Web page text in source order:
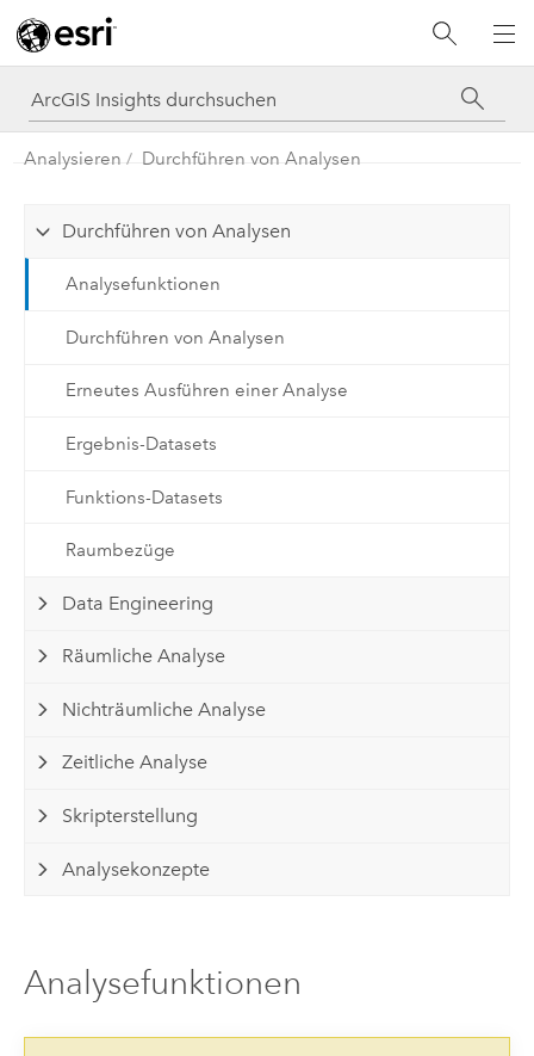
Analysieren Durchführen von Analysen
Durchführen von Analysen
Analysefunktionen
Durchführen von Analysen
Erneutes Ausführen einer Analyse
Ergebnis-Datasets
Funktions-Datasets
Raumbezüge
Data Engineering
Räumliche Analyse
Nichträumliche Analyse
Zeitliche Analyse
Skripterstellung
Analysekonzepte
Analysefunktionen